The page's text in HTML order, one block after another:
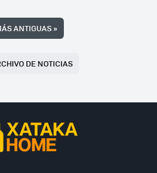
ANTIGUAS»
DE NOTICIAS